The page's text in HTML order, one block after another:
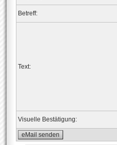
Betreff:
Text:
Visuelle Bestätigung: